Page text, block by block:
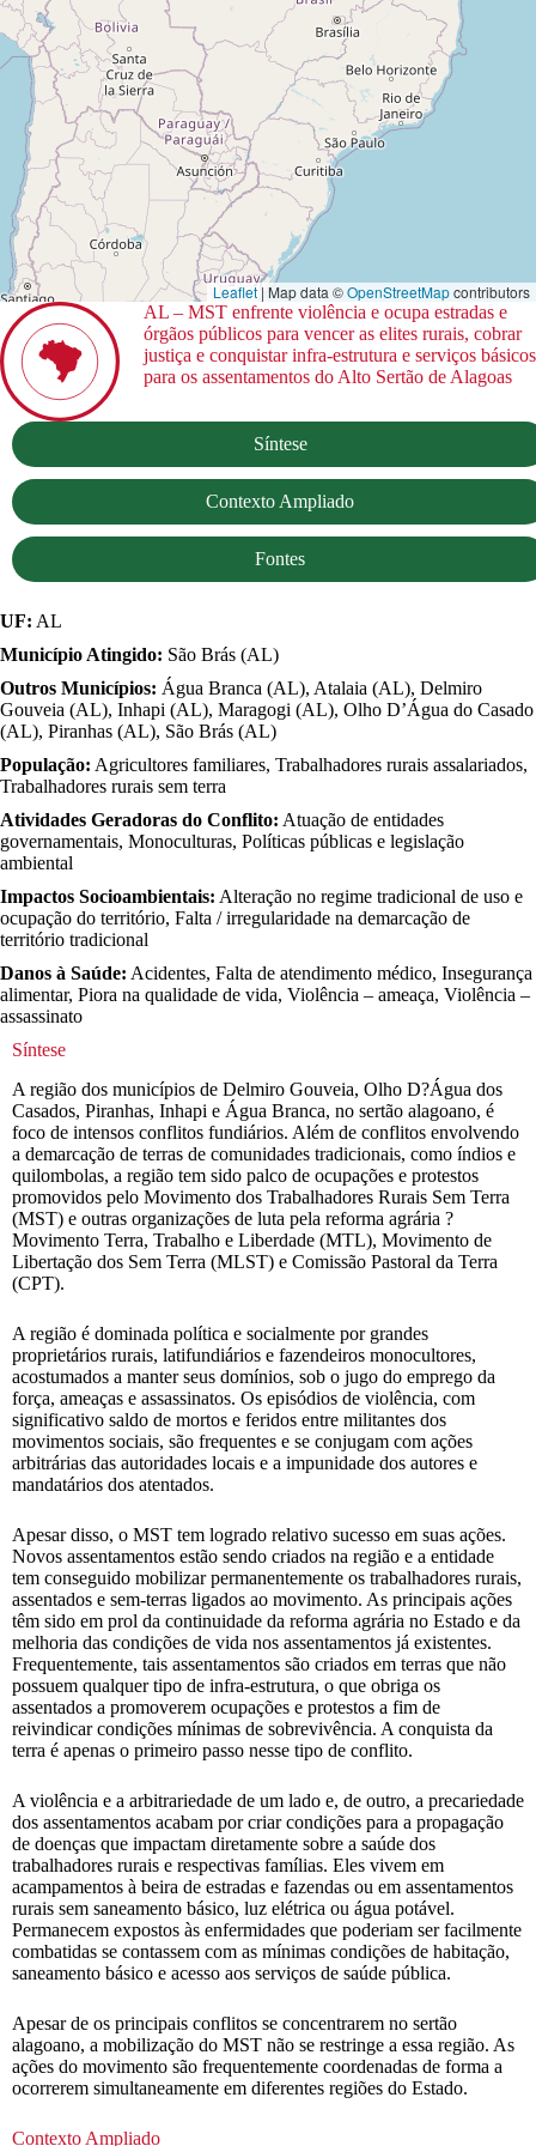
Leaflet | Map data ©OpenStreetMapcontributors
AL – MST enfrente violência e ocupa estradas e
órgãos públicos para vencer as elites rurais, cobrar
justiça e conquistar infra-estrutura e serviços básicos
para os assentamentos do Alto Sertão de Alagoas
Síntese
Contexto Ampliado
Fontes
UF: AL
Município Atingido: São Brás (AL)
Outros Municípios: Água Branca (AL), Atalaia (AL), Delmiro
Gouveia (AL), Inhapi (AL), Maragogi (AL), Olho D’Água do Casado
(AL), Piranhas (AL), São Brás (AL)
População: Agricultores familiares, Trabalhadores rurais assalariados,
Trabalhadores rurais sem terra
Atividades Geradoras do Conflito: Atuação de entidades
governamentais, Monoculturas, Políticas públicas e legislação
ambiental
Impactos Socioambientais: Alteração no regime tradicional de uso e
ocupação do território, Falta / irregularidade na demarcação de
território tradicional
Danos à Saúde: Acidentes, Falta de atendimento médico, Insegurança
alimentar, Piora na qualidade de vida, Violência – ameaça, Violência –
assassinato
Síntese
A região dos municípios de Delmiro Gouveia, Olho D?Água dos
Casados, Piranhas, Inhapi e Água Branca, no sertão alagoano, é
foco de intensos conflitos fundiários. Além de conflitos envolvendo
a demarcação de terras de comunidades tradicionais, como índios e
quilombolas, a região tem sido palco de ocupações e protestos
promovidos pelo Movimento dos Trabalhadores Rurais Sem Terra
(MST) e outras organizações de luta pela reforma agrária ?
Movimento Terra, Trabalho e Liberdade (MTL), Movimento de
Libertação dos Sem Terra (MLST) e Comissão Pastoral da Terra
(CPT).
A região é dominada política e socialmente por grandes
proprietários rurais, latifundiários e fazendeiros monocultores,
acostumados a manter seus domínios, sob o jugo do emprego da
força, ameaças e assassinatos. Os episódios de violência, com
significativo saldo de mortos e feridos entre militantes dos
movimentos sociais, são frequentes e se conjugam com ações
arbitrárias das autoridades locais e a impunidade dos autores e
mandatários dos atentados.
Apesar disso, o MST tem logrado relativo sucesso em suas ações.
Novos assentamentos estão sendo criados na região e a entidade
tem conseguido mobilizar permanentemente os trabalhadores rurais,
assentados e sem-terras ligados ao movimento. As principais ações
têm sido em prol da continuidade da reforma agrária no Estado e da
melhoria das condições de vida nos assentamentos já existentes.
Frequentemente, tais assentamentos são criados em terras que não
possuem qualquer tipo de infra-estrutura, o que obriga os
assentados a promoverem ocupações e protestos a fim de
reivindicar condições mínimas de sobrevivência. A conquista da
terra é apenas o primeiro passo nesse tipo de conflito.
A violência e a arbitrariedade de um lado e, de outro, a precariedade
dos assentamentos acabam por criar condições para a propagação
de doenças que impactam diretamente sobre a saúde dos
trabalhadores rurais e respectivas famílias. Eles vivem em
acampamentos à beira de estradas e fazendas ou em assentamentos
rurais sem saneamento básico, luz elétrica ou água potável.
Permanecem expostos às enfermidades que poderiam ser facilmente
combatidas se contassem com as mínimas condições de habitação,
saneamento básico e acesso aos serviços de saúde pública.
Apesar de os principais conflitos se concentrarem no sertão
alagoano, a mobilização do MST não se restringe a essa região. As
ações do movimento são frequentemente coordenadas de forma a
ocorrerem simultaneamente em diferentes regiões do Estado.
Contexto Ampliado